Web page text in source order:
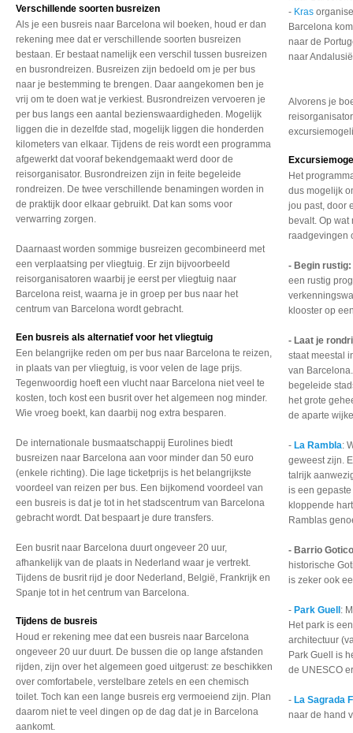
Verschillende soorten busreizen
Als je een busreis naar Barcelona wil boeken, houd er dan
rekening mee dat er verschillende soorten busreizen
bestaan. Er bestaat namelijk een verschil tussen busreizen
en busrondreizen. Busreizen zijn bedoeld om je per bus
naar je bestemming te brengen. Daar aangekomen ben je
vrij om te doen wat je verkiest. Busrondreizen vervoeren je
per bus langs een aantal bezienswaardigheden. Mogelijk
liggen die in dezelfde stad, mogelijk liggen die honderden
kilometers van elkaar. Tijdens de reis wordt een programma
afgewerkt dat vooraf bekendgemaakt werd door de
reisorganisator. Busrondreizen zijn in feite begeleide
rondreizen. De twee verschillende benamingen worden in
de praktijk door elkaar gebruikt. Dat kan soms voor
verwarring zorgen.
Daarnaast worden sommige busreizen gecombineerd met
een verplaatsing per vliegtuig. Er zijn bijvoorbeeld
reisorganisatoren waarbij je eerst per vliegtuig naar
Barcelona reist, waarna je in groep per bus naar het
centrum van Barcelona wordt gebracht.
Een busreis als alternatief voor het vliegtuig
Een belangrijke reden om per bus naar Barcelona te reizen,
in plaats van per vliegtuig, is voor velen de lage prijs.
Tegenwoordig hoeft een vlucht naar Barcelona niet veel te
kosten, toch kost een busrit over het algemeen nog minder.
Wie vroeg boekt, kan daarbij nog extra besparen.
De internationale busmaatschappij Eurolines biedt
busreizen naar Barcelona aan voor minder dan 50 euro
(enkele richting). Die lage ticketprijs is het belangrijkste
voordeel van reizen per bus. Een bijkomend voordeel van
een busreis is dat je tot in het stadscentrum van Barcelona
gebracht wordt. Dat bespaart je dure transfers.
Een busrit naar Barcelona duurt ongeveer 20 uur,
afhankelijk van de plaats in Nederland waar je vertrekt.
Tijdens de busrit rijd je door Nederland, België, Frankrijk en
Spanje tot in het centrum van Barcelona.
Tijdens de busreis
Houd er rekening mee dat een busreis naar Barcelona
ongeveer 20 uur duurt. De bussen die op lange afstanden
rijden, zijn over het algemeen goed uitgerust: ze beschikken
over comfortabele, verstelbare zetels en een chemisch
toilet. Toch kan een lange busreis erg vermoeiend zijn. Plan
daarom niet te veel dingen op de dag dat je in Barcelona
aankomt.
- Kras
Barcelona
naar de
naar
Alvorens je
Het
dus mogelijk
jou past, door
bevalt. Op
raadgevingen
- Begin
een rustig
klooster op
- Laat je
staat meestal
van
begeleide
het grote
de aparte
- La Rambla:
geweest zijn.
talrijk
is een
kloppende
Ramblas
- Barrio
historische
is zeker ook
- Park Guell :
Het park is
architectuur
Park Guell is
de UNESCO
- La Sagrada
naar de hand